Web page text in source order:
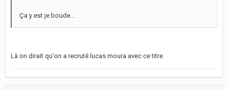
Ça y est je boude...
Là on dirait qu'on a recruté lucas moura avec ce titre